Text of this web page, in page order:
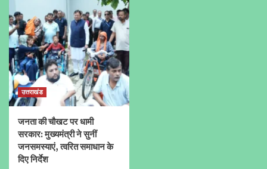
उत्तराखंड
जनता की चौखट पर धामी
सरकार: मुख्यमंत्री ने सुनीं
जनसमस्याएं, त्वरित समाधान के
दिए निर्देश